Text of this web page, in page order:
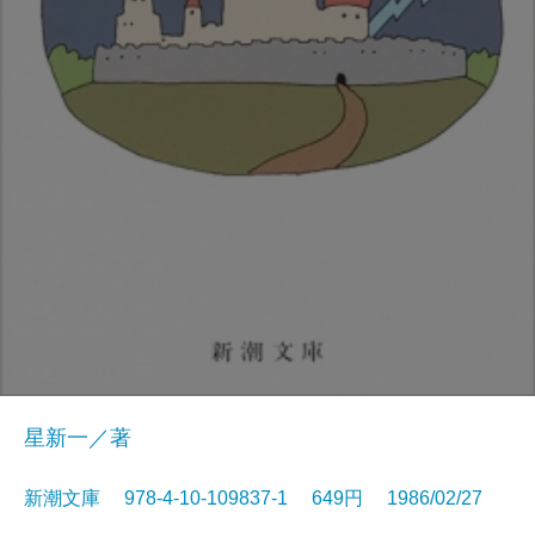
星新一／著
新潮文庫 978-4-10-109837-1 649円 1986/02/27